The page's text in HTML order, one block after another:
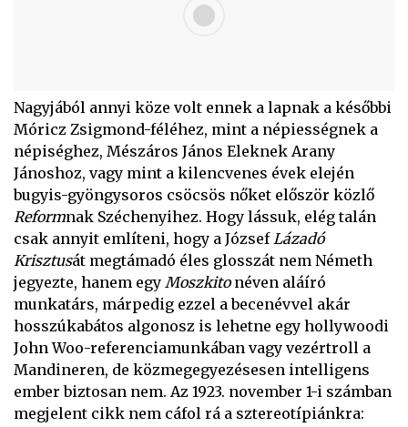
Nagyjából annyi köze volt ennek a lapnak a későbbi
Móricz Zsigmond-féléhez, mint a népiességnek a
népiséghez, Mészáros János Eleknek Arany
Jánoshoz, vagy mint a kilencvenes évek elején
bugyis-gyöngysoros csöcsös nőket először közlő
Reformnak Széchenyihez. Hogy lássuk, elég talán
csak annyit említeni, hogy a JózsefLázadó
Krisztusát megtámadó éles glosszát nem Németh
jegyezte, hanem egy Moszkitonéven aláíró
munkatárs, márpedig ezzel a becenévvel akár
hosszúkabátos algonosz is lehetne egy hollywoodi
John Woo-referenciamunkában vagy vezértroll a
Mandineren, de közmegegyezésesen intelligens
ember biztosan nem. Az 1923. november 1-i számban
megjelent cikk nem cáfol rá a sztereotípiánkra: